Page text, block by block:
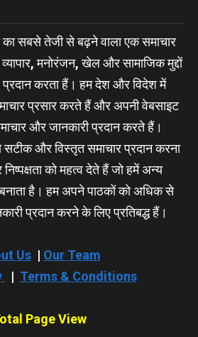
का सबसे तेजी से बढ़ने वाला एक समाचार
मनोरंजन, खेल और सामाजिक मुद्दों
प्रदान करता हैं। हम देश और विदेश में
प्रसार करते हैं और अपनी वेबसाइट
और जानकारी प्रदान करते हैं।
सटीक और विस्तृत समाचार प्रदान करना
को महत्व देते हैं जो हमें अन्य
है। हम अपने पाठकों को अधिक से
प्रदान करने के लिए प्रतिबद्ध हैं।
Us| Our Team
| Terms & Conditions
Page View